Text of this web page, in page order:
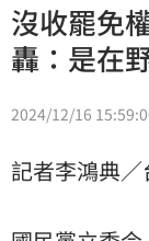
沒收罷免
轟：是在
2024/12/16
記者李鴻典